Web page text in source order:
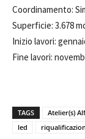
Coordinamento:
Superficie: 3.678
Inizio lavori:
Fine lavori:
TAGS Atelier(s)
led